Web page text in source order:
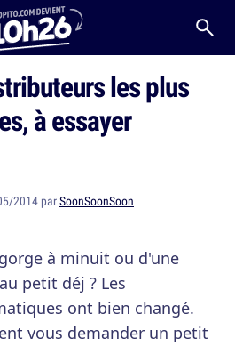
les plus
à essayer
2014 parSoonSoonSoon
à minuit ou d'une
petit déj ? Les
ont bien changé.
vous demander un petit